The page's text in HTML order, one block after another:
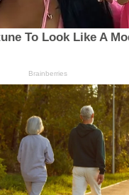
To Look Like A
Brainberries